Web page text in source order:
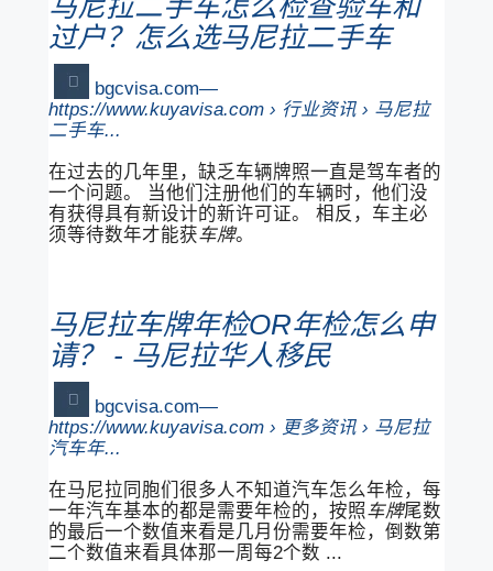
马尼拉二手车怎么检查验车和
过户？怎么选马尼拉二手车
bgcvisa.com
https://www.kuyavisa.com › 行业资讯 › 马尼拉
二手车...
在过去的几年里，缺乏车辆牌照一直是驾车者的
一个问题。 当他们注册他们的车辆时，他们没
有获得具有新设计的新许可证。 相反，车主必
须等待数年才能获车牌。
马尼拉车牌年检OR年检怎么申
请？ - 马尼拉华人移民
bgcvisa.com
https://www.kuyavisa.com › 更多资讯 › 马尼拉
汽车年...
在马尼拉同胞们很多人不知道汽车怎么年检，每
一年汽车基本的都是需要年检的，按照车牌尾数
的最后一个数值来看是几月份需要年检，倒数第
二个数值来看具体那一周每2个数 ...